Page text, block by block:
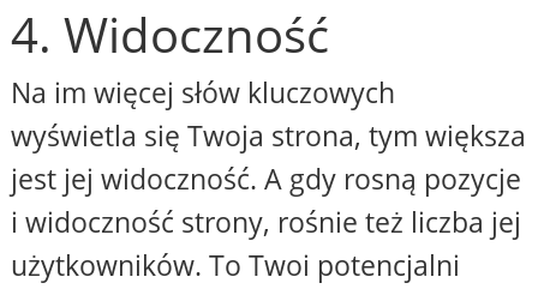
4. Widoczność
Na im więcej słów kluczowych
wyświetla się Twoja strona, tym większa
jest jej widoczność. A gdy rosną pozycje
i widoczność strony, rośnie też liczba jej
użytkowników. To Twoi potencjalni